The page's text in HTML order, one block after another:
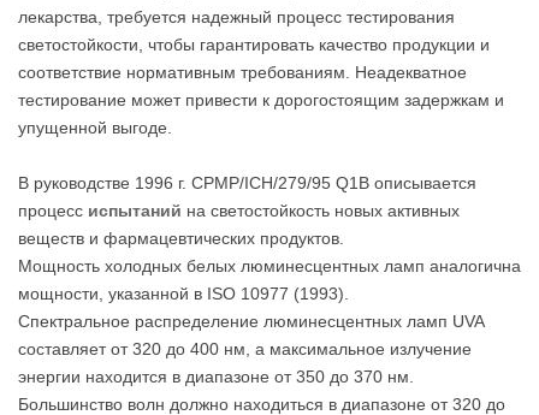
лекарства, требуется надежный процесс тестирования
светостойкости, чтобы гарантировать качество продукции и
соответствие нормативным требованиям. Неадекватное
тестирование может привести к дорогостоящим задержкам и
упущенной выгоде.
В руководстве 1996 г. CPMP/ICH/279/95 Q1B описывается
процесс испытаний на светостойкость новых активных
веществ и фармацевтических продуктов.
Мощность холодных белых люминесцентных ламп аналогична
мощности, указанной в ISO 10977 (1993).
Спектральное распределение люминесцентных ламп UVA
составляет от 320 до 400 нм, а максимальное излучение
энергии находится в диапазоне от 350 до 370 нм.
Большинство волн должно находиться в диапазоне от 320 до